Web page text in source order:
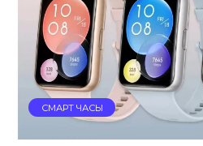
СМАРТ ЧАСЫ